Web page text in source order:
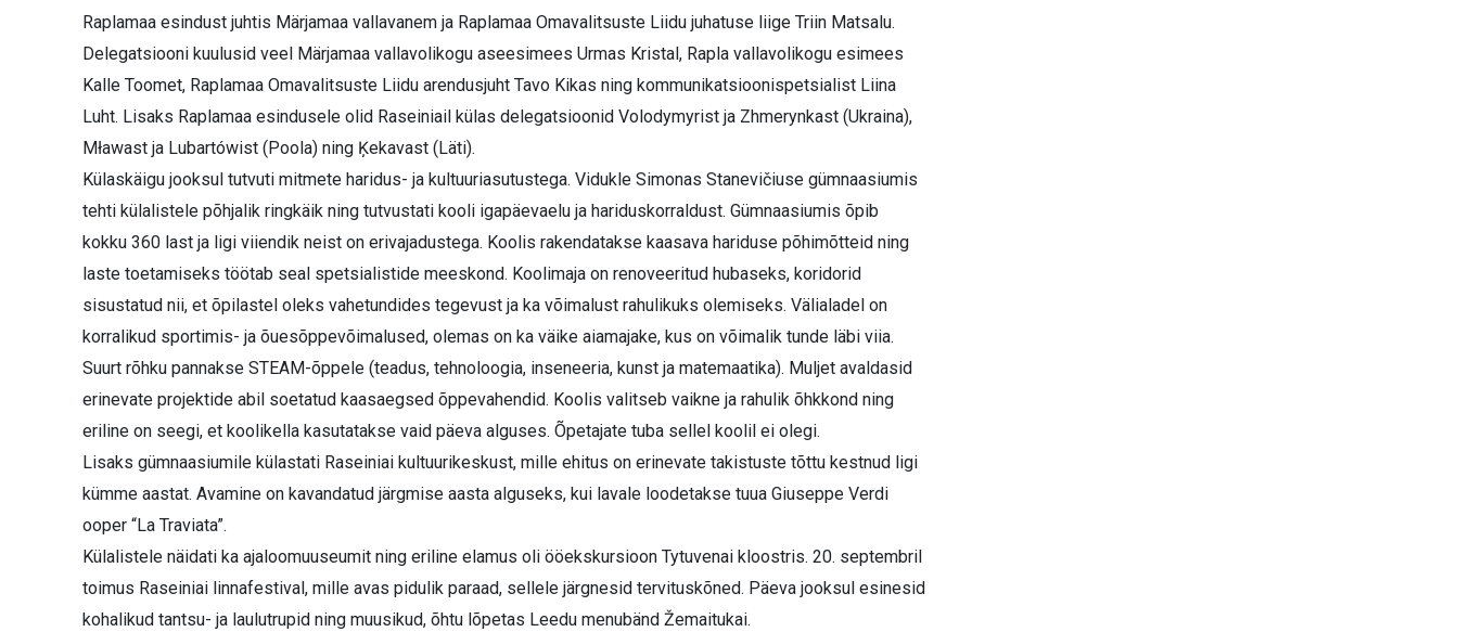
Raplamaa esindust juhtis Märjamaa vallavanem ja Raplamaa Omavalitsuste Liidu juhatuse liige Triin Matsalu.
Delegatsiooni kuulusid veel Märjamaa vallavolikogu aseesimees Urmas Kristal, Rapla vallavolikogu esimees
Kalle Toomet, Raplamaa Omavalitsuste Liidu arendusjuht Tavo Kikas ning kommunikatsioonispetsialist Liina
Luht. Lisaks Raplamaa esindusele olid Raseiniail külas delegatsioonid Volodymyrist ja Zhmerynkast (Ukraina),
Mławast ja Lubartówist (Poola) ning Ķekavast (Läti).
Külaskäigu jooksul tutvuti mitmete haridus- ja kultuuriasutustega. Vidukle Simonas Stanevičiuse gümnaasiumis
tehti külalistele põhjalik ringkäik ning tutvustati kooli igapäevaelu ja hariduskorraldust. Gümnaasiumis õpib
kokku 360 last ja ligi viiendik neist on erivajadustega. Koolis rakendatakse kaasava hariduse põhimõtteid ning
laste toetamiseks töötab seal spetsialistide meeskond. Koolimaja on renoveeritud hubaseks, koridorid
sisustatud nii, et õpilastel oleks vahetundides tegevust ja ka võimalust rahulikuks olemiseks. Välialadel on
korralikud sportimis- ja õuesõppevõimalused, olemas on ka väike aiamajake, kus on võimalik tunde läbi viia.
Suurt rõhku pannakse STEAM-õppele (teadus, tehnoloogia, inseneeria, kunst ja matemaatika). Muljet avaldasid
erinevate projektide abil soetatud kaasaegsed õppevahendid. Koolis valitseb vaikne ja rahulik õhkkond ning
eriline on seegi, et koolikella kasutatakse vaid päeva alguses. Õpetajate tuba sellel koolil ei olegi.
Lisaks gümnaasiumile külastati Raseiniai kultuurikeskust, mille ehitus on erinevate takistuste tõttu kestnud ligi
kümme aastat. Avamine on kavandatud järgmise aasta alguseks, kui lavale loodetakse tuua Giuseppe Verdi
ooper “La Traviata”.
Külalistele näidati ka ajaloomuuseumit ning eriline elamus oli ööekskursioon Tytuvenai kloostris. 20. septembril
toimus Raseiniai linnafestival, mille avas pidulik paraad, sellele järgnesid tervituskõned. Päeva jooksul esinesid
kohalikud tantsu- ja laulutrupid ning muusikud, õhtu lõpetas Leedu menubänd Žemaitukai.